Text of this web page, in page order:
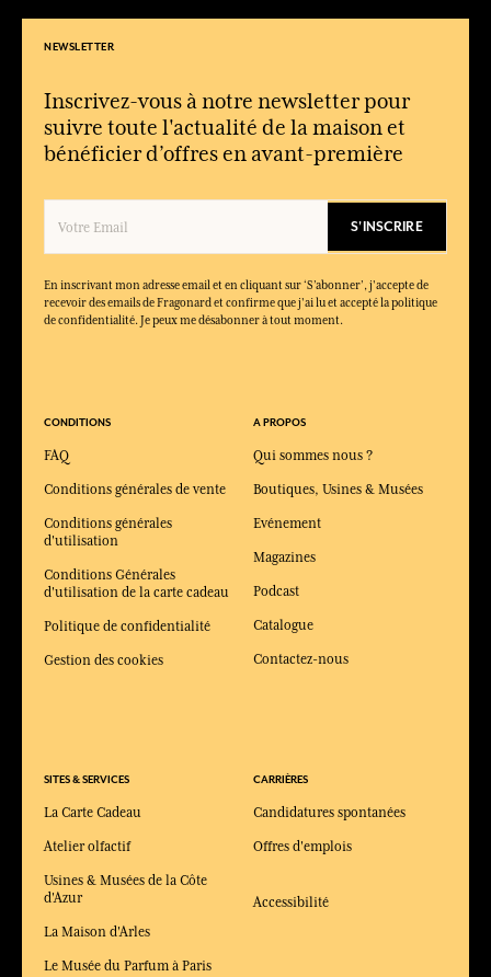
NEWSLETTER
Inscrivez-vous à notre newsletter pour
suivre toute l'actualité de la maison et
bénéficier d’offres en avant-première
S'INSCRIRE
En inscrivant mon adresse email et en cliquant sur ‘S’abonner’, j'accepte de
recevoir des emails de Fragonard et confirme que j'ai lu et accepté la politique
de confidentialité. Je peux me désabonner à tout moment.
CONDITIONS
FAQ
Conditions générales de vente
Conditions générales
d'utilisation
Conditions Générales
d'utilisation de la carte cadeau
Politique de confidentialité
Gestion des cookies
SITES & SERVICES
La Carte Cadeau
Atelier olfactif
Usines & Musées de la Côte
d'Azur
La Maison d'Arles
Le Musée du Parfum à Paris
A PROPOS
Qui sommes nous ?
Boutiques, Usines & Musées
Evénement
Magazines
Podcast
Catalogue
Contactez-nous
CARRIÈRES
Candidatures spontanées
Offres d'emplois
Accessibilité